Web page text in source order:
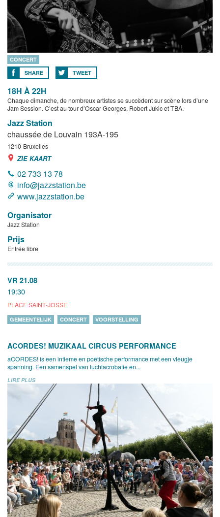
CONCERT
SHARE
TWEET
18H À 22H
Chaque dimanche, de nombreux artistes se succèdent sur scène lors d’une
Jam Session. C’est au tour d’Oscar Georges, Robert Jukic et TBA.
Jazz Station
chaussée de Louvain 193A-195
1210 Bruxelles
ZIE KAART
02 733 13 78
info@jazzstation.be
www.jazzstation.be
Organisator
Jazz Station
Prijs
Entrée libre
VR 21.08
19:30
PLACE SAINT-JOSSE
GEMEENTELIJK CONCERT VOORSTELLING
ACORDES! MUZIKAAL CIRCUS PERFORMANCE
aCORDES! is een intieme en poëtische performance met een vleugje
spanning. Een samenspel van luchtacrobatie en...
LIRE PLUS